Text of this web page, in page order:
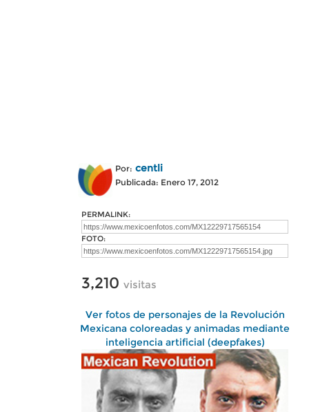
Por: centli
Publicada: Enero 17, 2012
PERMALINK:
FOTO:
3,210 visitas
Ver fotos de personajes de la Revolución
Mexicana coloreadas y animadas mediante
inteligencia artificial (deepfakes)